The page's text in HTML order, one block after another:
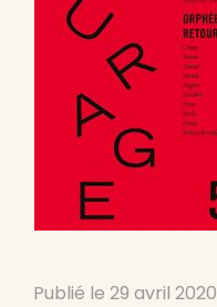
Publié le 29 avril 2020